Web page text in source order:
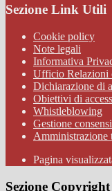
Sezione Link Utili
Cookie policy
Note legali
Informativa
Ufficio Relazioni
Dichiarazione di
Obiettivi di
Whistleblowing
Gestione
Amministrazione
Pagina
Sezione Copyright